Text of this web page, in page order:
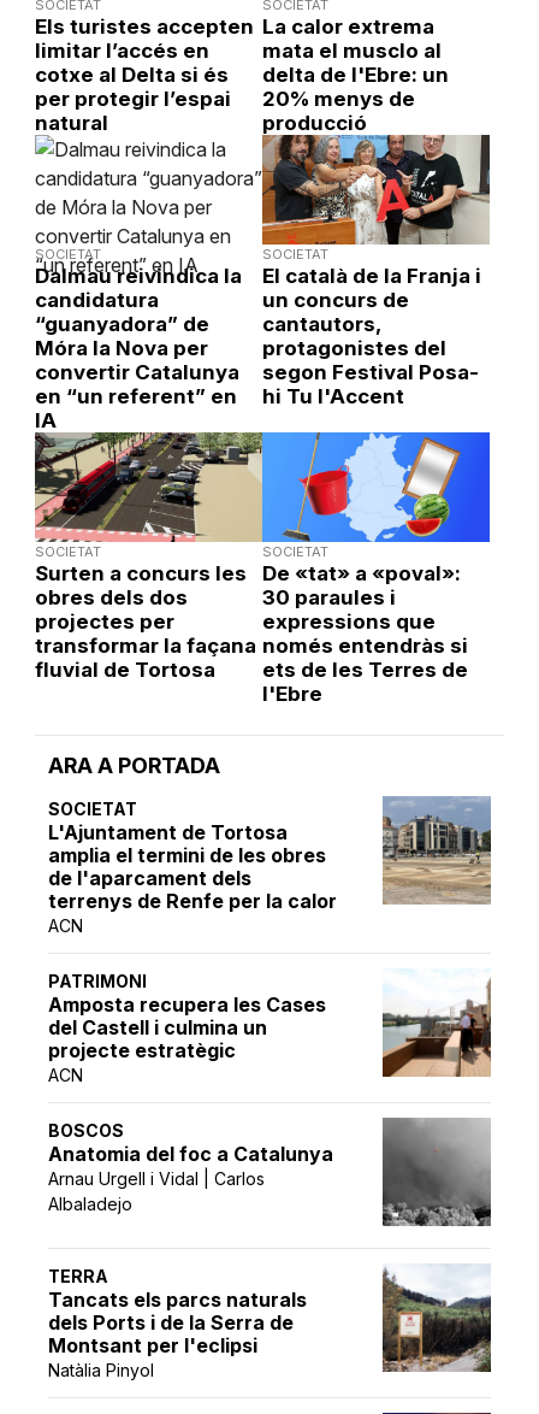
ARA A PORTADA
SOCIETAT
L'Ajuntament de Tortosa
amplia el termini de les obres
de l'aparcament dels
terrenys de Renfe per la calor
ACN
PATRIMONI
Amposta recupera les Cases
del Castell i culmina un
projecte estratègic
ACN
BOSCOS
Anatomia del foc a Catalunya
Arnau Urgell i Vidal | Carlos
Albaladejo
TERRA
Tancats els parcs naturals
dels Ports i de la Serra de
Montsant per l'eclipsi
Natàlia Pinyol
SOCIETAT
Els turistes accepten
limitar l’accés en
cotxe al Delta si és
per protegir l’espai
natural
SOCIETAT
La calor extrema
mata el musclo al
delta de l'Ebre: un
20% menys de
producció
SOCIETAT
Dalmau reivindica la
candidatura
“guanyadora” de
Móra la Nova per
convertir Catalunya
en “un referent” en
IA
SOCIETAT
El català de la Franja i
un concurs de
cantautors,
protagonistes del
segon Festival Posa-
hi Tu l'Accent
SOCIETAT
Surten a concurs les
obres dels dos
projectes per
transformar la façana
fluvial de Tortosa
SOCIETAT
De «tat» a «poval»:
30 paraules i
expressions que
només entendràs si
ets de les Terres de
l'Ebre